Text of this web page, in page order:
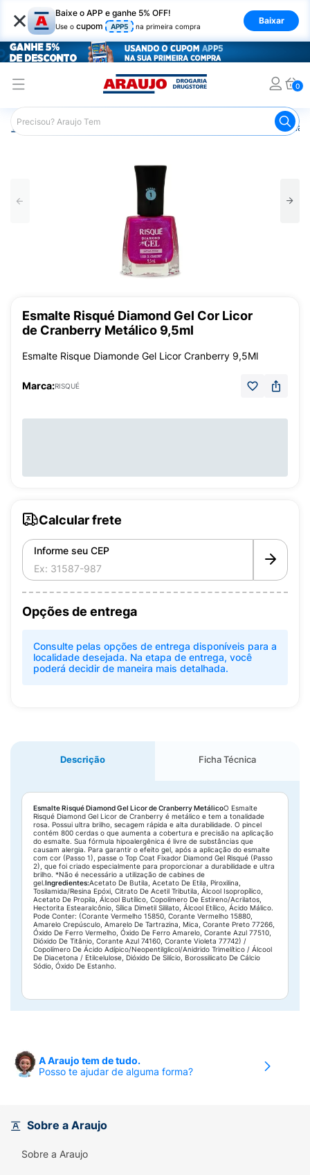
× Baixe o APP e ganhe 5% OFF!
Use o cupom APP5 na primeira compra
Baixar
0
Araujo Beleza e Cuidados
Esmalte Risqué Diamond Gel Cor Licor
de Cranberry Metálico 9,5ml
Esmalte Risque Diamonde Gel Licor Cranberry 9,5Ml
Marca:RISQUÉ
Calcular frete
Informe seu CEP
Opções de entrega
Consulte pelas opções de entrega disponíveis para a
localidade desejada. Na etapa de entrega, você
poderá decidir de maneira mais detalhada.
Descrição Ficha Técnica
Esmalte Risqué Diamond Gel Licor de Cranberry MetálicoO Esmalte
Risqué Diamond Gel Licor de Cranberry é metálico e tem a tonalidade
rosa. Possui ultra brilho, secagem rápida e alta durabilidade. O pincel
contém 800 cerdas o que aumenta a cobertura e precisão na aplicação
do esmalte. Sua fórmula hipoalergênica é livre de substâncias que
causam alergia. Para garantir o efeito gel, após a aplicação do esmalte
com cor (Passo 1), passe o Top Coat Fixador Diamond Gel Risqué (Passo
2), que foi criado especialmente para proporcionar a durabilidade e ultra
brilho. *Não é necessário a utilização de cabines de
gel.Ingredientes:Acetato De Butila, Acetato De Etila, Piroxilina,
Tosilamida/Resina Epóxi, Citrato De Acetil Tributila, Álcool Isopropílico,
Acetato De Propila, Álcool Butílico, Copolímero De Estireno/Acrilatos,
Hectorita Estearalcônio, Sílica Dimetil Sililato, Álcool Etílico, Ácido Málico.
Pode Conter: (Corante Vermelho 15850, Corante Vermelho 15880,
Amarelo Crepúsculo, Amarelo De Tartrazina, Mica, Corante Preto 77266,
Óxido De Ferro Vermelho, Óxido De Ferro Amarelo, Corante Azul 77510,
Dióxido De Titânio, Corante Azul 74160, Corante Violeta 77742) /
Copolímero De Ácido Adípico/Neopentilglicol/Anidrido Trimelítico / Álcool
De Diacetona / Etilcelulose, Dióxido De Silício, Borossilicato De Cálcio
Sódio, Óxido De Estanho.
A Araujo tem de tudo.
Posso te ajudar de alguma forma?
Sobre a Araujo
Sobre a Araujo